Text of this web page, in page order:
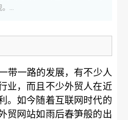
...
带一路的发展，有不少人
业，而且不少外贸人在近
。如今随着互联网时代的
贸网站如雨后春笋般的出